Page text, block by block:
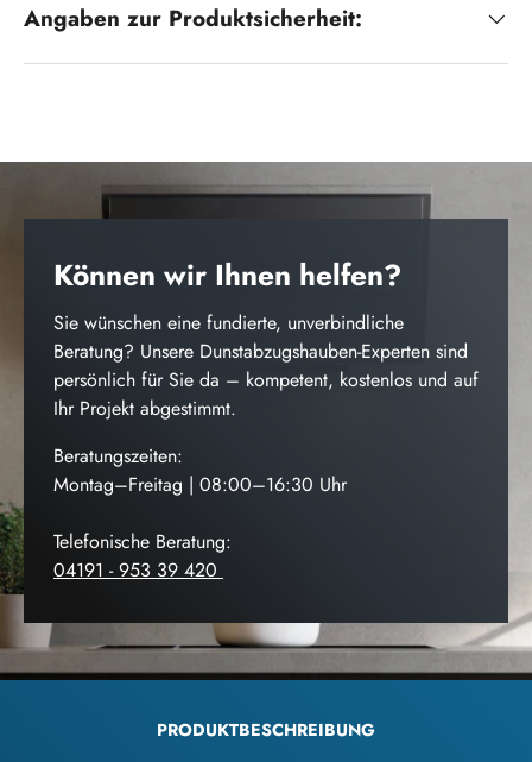
Angaben zur Produktsicherheit:
Können wir Ihnen helfen?
Sie wünschen eine fundierte, unverbindliche
Beratung? Unsere Dunstabzugshauben-Experten sind
persönlich für Sie da – kompetent, kostenlos und auf
Ihr Projekt abgestimmt.
Beratungszeiten:
Montag–Freitag | 08:00–16:30 Uhr
Telefonische Beratung:
04191 - 953 39 420
PRODUKTBESCHREIBUNG